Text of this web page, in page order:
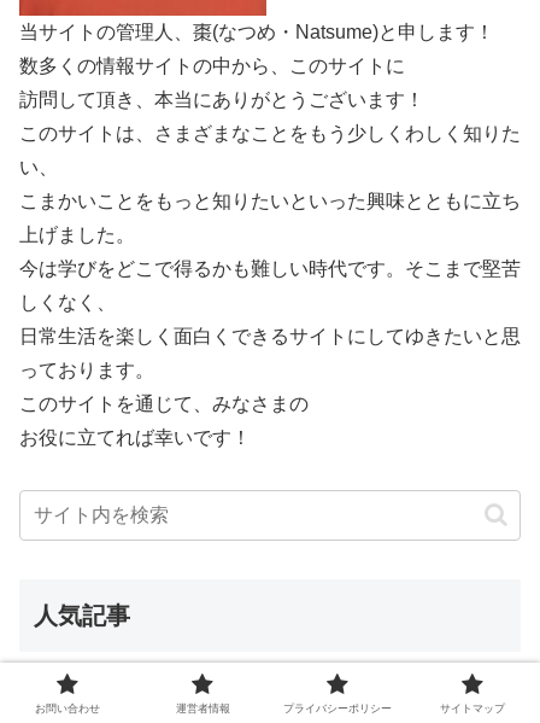
当サイトの管理人、棗(なつめ・Natsume)と申します！
数多くの情報サイトの中から、このサイトに
訪問して頂き、本当にありがとうございます！
このサイトは、さまざまなことをもう少しくわしく知りた
い、
こまかいことをもっと知りたいといった興味とともに立ち
上げました。
今は学びをどこで得るかも難しい時代です。そこまで堅苦
しくなく、
日常生活を楽しく面白くできるサイトにしてゆきたいと思
っております。
このサイトを通じて、みなさまの
お役に立てれば幸いです！
人気記事
伊藤昌平の大学は？結婚をして子供
は？【クレイジージャーニー】
お問い合わせ 運営者情報 プライバシーポリシー サイトマップ